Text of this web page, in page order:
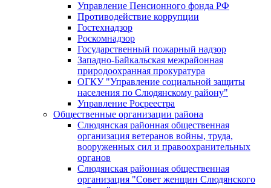
Управление Пенсионного фонда РФ
Противодействие коррупции
Гостехнадзор
Роскомнадзор
Государственный пожарный надзор
Западно-Байкальская межрайонная
природоохранная прокуратура
ОГКУ "Управление социальной защиты
населения по Слюдянскому району"
Управление Росреестра
Общественные организации района
Слюдянская районная общественная
организация ветеранов войны, труда,
вооруженных сил и правоохранительных
органов
Слюдянская районная общественная
организация "Совет женщин Слюдянского